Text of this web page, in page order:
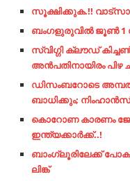
സൂക്ഷിക്കുക.!!
ബംഗളുരുവിൽ ജൂൺ 1
സ്വിഗ്ഗി ക്ലൗഡ്
അൻപതിനായിരം പിഴ
ഡിസംബറോടെ
ബാധിക്കും;
കൊറോണ കാരണം
ഇന്ത്യക്കാർക്ക്..!
ബാംഗ്ലൂരിലേക്ക്
ലിങ്ക്